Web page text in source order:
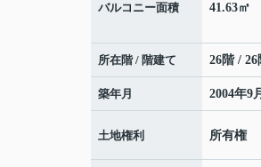
バルコニー面積 41.63㎡
所在階 / 階建て 26階 / 26
築年月 2004年9
土地権利 所有権